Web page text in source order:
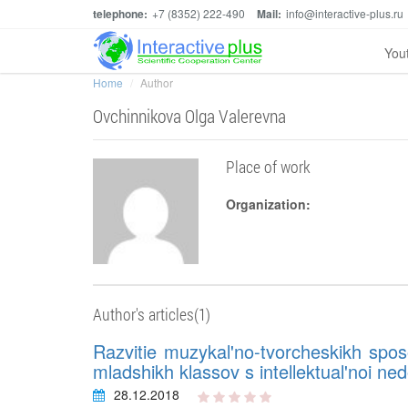
telephone: +7 (8352) 222-490 Mail: info@interactive-plus.ru
Home Author
Ovchinnikova Olga Valerevna
Place of work
Organization:
Author's articles(1)
Razvitie muzykal'no-tvorcheskikh
mladshikh klassov s intellektual'noi
28.12.2018